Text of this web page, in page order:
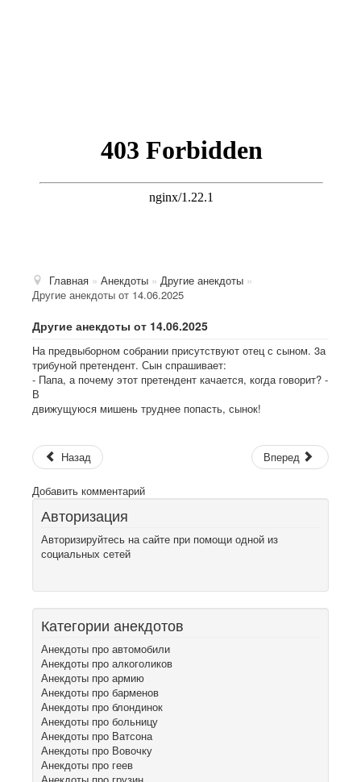
Главная » Анекдоты » Другие анекдоты »
Другие анекдоты от 14.06.2025
Другие анекдоты от 14.06.2025
На предвыборном собрании присутствуют отец с сыном. 3а
трибуной претендент. Сын спрашивает:
- Папа, а почему этот претендент качается, когда говорит? -
В
движущуюся мишень труднее попасть, сынок!
Назад Вперед
Добавить комментарий
Авторизация
Авторизируйтесь на сайте при помощи одной из
социальных сетей
Категории анекдотов
Анекдоты про автомобили
Анекдоты про алкоголиков
Анекдоты про армию
Анекдоты про барменов
Анекдоты про блондинок
Анекдоты про больницу
Анекдоты про Ватсона
Анекдоты про Вовочку
Анекдоты про геев